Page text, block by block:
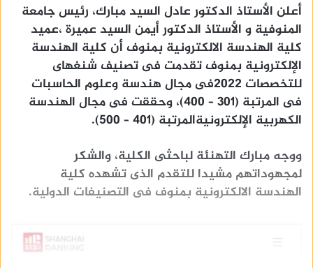
أعلن الأستاذ الدكتور عادل السيد مبارك، رئيس جامعة
المنوفية و الأستاذ الدكتور أيمن السيد عميرة ،عميد
كلية الهندسة الالكترونية بمنوف أن كلية الهندسة
الإلكترونية بمنوف تقدمت فى تصنيف شنغهاى
للتخصصات 2022فى مجال هندسة وعلوم الحاسبات
فى المرتبة (301 – 400)، وحققت فى مجال الهندسة
الكهربية الإلكترونيةالمرتبة (401 – 500).
ووجه مبارك التهنئة لباحثى الكلية، والشكر
لمجهوداتهم مشيدا للتقدم الذى تشهده كلية
الهندسة الالكترونية بمنوف فى التصنيفات الدولية.